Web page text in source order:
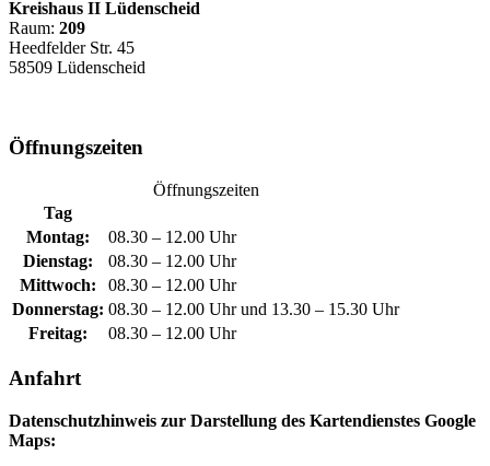
Kreishaus II Lüdenscheid
Raum: 209
Heedfelder Str. 45
58509 Lüdenscheid
Öffnungszeiten
Öffnungszeiten
Tag
Montag:
08.30 – 12.00 Uhr
Dienstag:
08.30 – 12.00 Uhr
Mittwoch:
08.30 – 12.00 Uhr
Donnerstag: 08.30 – 12.00 Uhr und 13.30 – 15.30 Uhr
Freitag:
08.30 – 12.00 Uhr
Anfahrt
Datenschutzhinweis zur Darstellung des Kartendienstes Google
Maps: